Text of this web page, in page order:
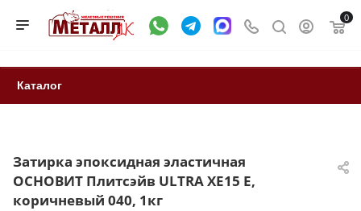
0
Каталог
Затирка эпоксидная эластичная
ОСНОВИТ Плитсэйв ULTRA XE15 Е,
коричневый 040, 1кг